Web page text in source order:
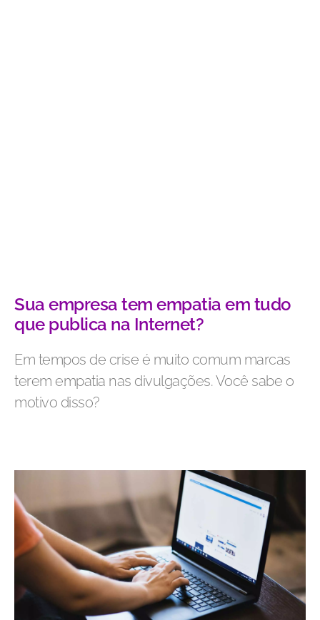
Sua empresa tem empatia em tudo
que publica na Internet?
Em tempos de crise é muito comum marcas
terem empatia nas divulgações. Você sabe o
motivo disso?